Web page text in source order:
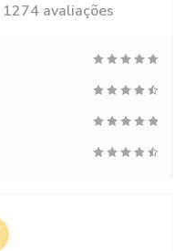
1274 avaliações